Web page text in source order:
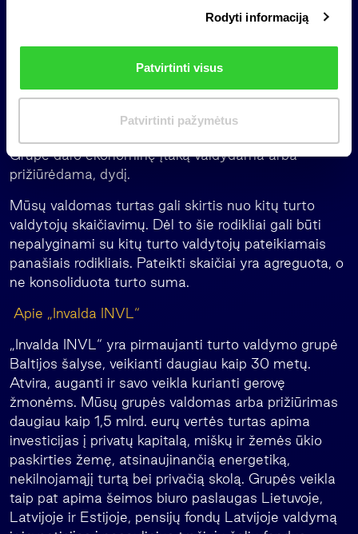
s
Rodyti informaciją
Patvirtinti visus
Patvirtinti pažymėtus
(pavyzdžiui, grynųjų aktyvų vertei arba fondų
kapitalizacijai) ir nepašauktiems kapitalo
Grupė daro ekonominę įtaką valdydama arba
prižiūrėdama, dydį.
Mūsų valdomas turtas gali skirtis nuo kitų turto
valdytojų skaičiavimų. Dėl to šie rodikliai gali būti
nepalyginami su kitų turto valdytojų pateikiamais
panašiais rodikliais. Pateikti skaičiai yra agreguota, o
ne konsoliduota turto suma.
Apie „Invalda INVL“
„Invalda INVL“ yra pirmaujanti turto valdymo grupė
Baltijos šalyse, veikianti daugiau kaip 30 metų.
Atvira, auganti ir savo veikla kurianti gerovę
žmonėms. Mūsų grupės valdomas arba prižiūrimas
daugiau kaip 1,5 mlrd. eurų vertės turtas apima
investicijas į privatų kapitalą, miškų ir žemės ūkio
paskirties žemę, atsinaujinančią energetiką,
nekilnojamąjį turtą bei privačią skolą. Grupės veikla
taip pat apima šeimos biuro paslaugas Lietuvoje,
Latvijoje ir Estijoje, pensijų fondų Latvijoje valdymą